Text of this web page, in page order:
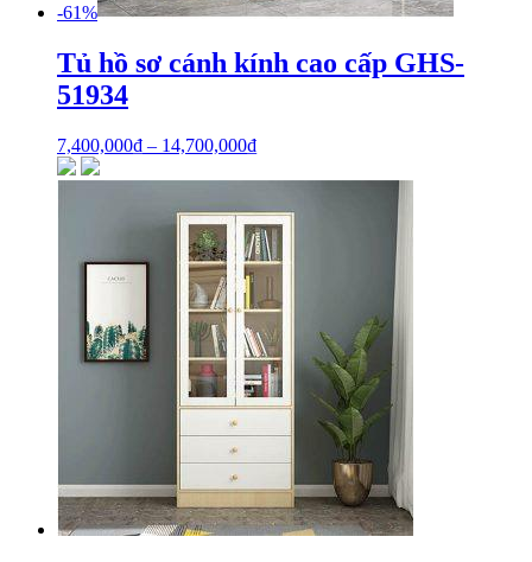
-61%
Tủ hồ sơ cánh kính cao cấp GHS-
51934
7,400,000₫ – 14,700,000₫